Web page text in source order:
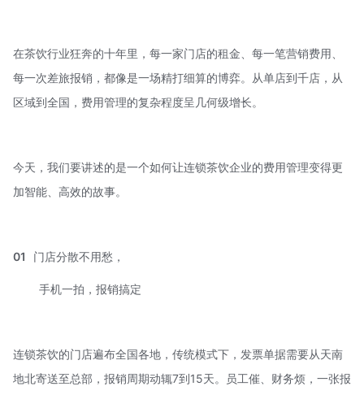
在茶饮行业狂奔的十年里，每一家门店的租金、每一笔营销费用、
每一次差旅报销，都像是一场精打细算的博弈。从单店到千店，从
区域到全国，费用管理的复杂程度呈几何级增长。
今天，我们要讲述的是一个如何让连锁茶饮企业的费用管理变得更
加智能、高效的故事。
01 门店分散不用愁，
手机一拍，报销搞定
连锁茶饮的门店遍布全国各地，传统模式下，发票单据需要从天南
地北寄送至总部，报销周期动辄7到15天。员工催、财务烦，一张报